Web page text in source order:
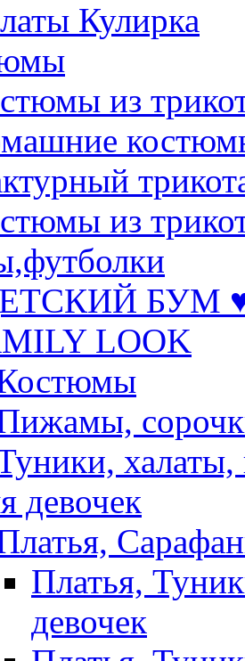
Кулирка
из
из
БУМ
LOOK
халаты,
девочек
Платья,
девочек